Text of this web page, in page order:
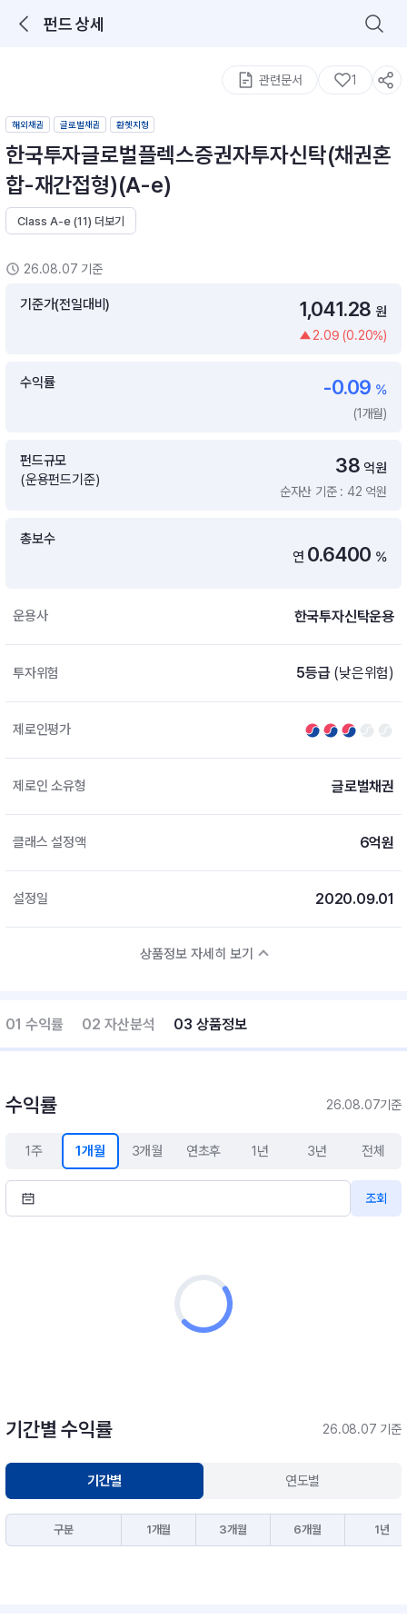
펀드 상세
구성종목 검색
관련문서 1
해외채권 글로벌채권 환헷지형
한국투자글로벌플렉스증권자투자신탁(채권혼
합-재간접형)(A-e)
Class A-e (11) 더보기
26.08.07 기준
기준가(전일대비) 1,041.28 원
2.09 (0.20%)
수익률 -0.09 %
(1개월)
펀드규모
(운용펀드기준)
38 억원
순자산 기준 : 42 억원
총보수
연 0.6400 %
운용사 한국투자신탁운용
투자위험 5등급 (낮은위험)
제로인평가
제로인 소유형 글로벌채권
클래스 설정액 6억원
설정일 2020.09.01
상품정보 자세히 보기
01 수익률 02 자산분석 03 상품정보
수익률 26.08.07기준
1주 1개월 3개월 연초후 1년 3년 전체
조회
기간별 수익률 26.08.07 기준
기간별 연도별
구분 1개월 3개월 6개월 1년
추천 메뉴
ETF 랭킹
월배당 · 모으기 · 포트래빗 관리
월배당 포트
포트래빗 관리
미국 ETF 검색
ETF 비교
연금 ETF 검색
ETF트렌드 ETF 랭킹 · ETF 찾기 · 종목찾기
미국ETF테마
연금 펀드 검색
투자 라이브러리
ETF 처음투자
내맘대로 만들기
DIY 포트 관리
고객라운지
이벤트
공지사항
FAQ